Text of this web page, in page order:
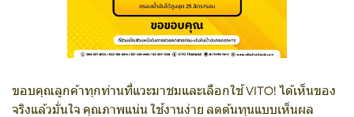
ขอบคุณลูกค้าทุกท่านที่แวะมาชมและเลือกใช้ VITO! ได้เห็นของ
จริงแล้วมั่นใจ คุณภาพแน่น ใช้งานง่าย ลดต้นทุนแบบเห็นผล